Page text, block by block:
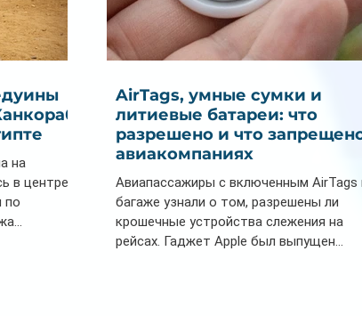
на
в центре
по
AirTags, умные сумки и
литиевые батареи: что
разрешено и что запрещено
авиакомпаниях
Авиапассажиры с включенным AirTags
багаже узнали о том, разрешены ли
крошечные устройства слежения на
рейсах. Гаджет Apple был выпущен...